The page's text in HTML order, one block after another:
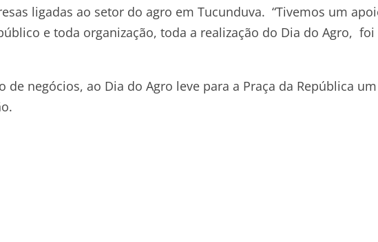
ligadas ao setor do agro em Tucunduva. “Tivemos um
e toda organização, toda a realização do Dia do Agro, foi
negócios, ao Dia do Agro leve para a Praça da República um